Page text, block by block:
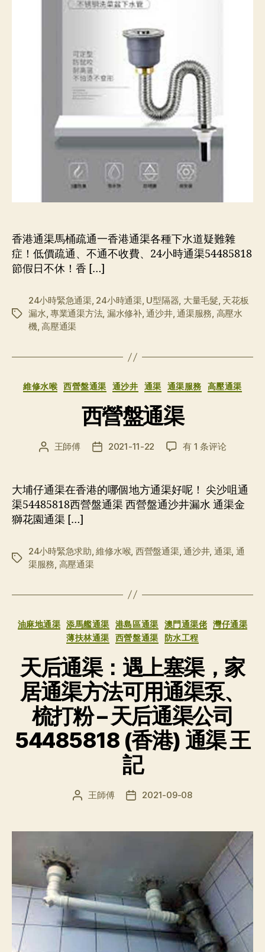
香港通渠馬桶疏通一香港通渠各種下水道疑難雜
症！低價疏通、不通不收費、24小時通渠54485818
節假日不休！香 […]
标
24小時緊急通渠, 24小時通渠, U型隔器, 大量毛髮, 天花板
漏水, 專業通渠方法, 漏水修补,通沙井,通渠服務, 高壓水
機,高壓通渠
分
維修水喉 西營盤通渠 通沙井 通渠 通渠服務 高壓通渠
西營盤通渠
文
者
王師傅
发
期
2021-11-22
西
通
渠
有 1 条评论
大埔仔通渠在香港的哪個地方通渠好呢！ 尖沙咀通
渠54485818西營盤通渠 西營盤通沙井漏水 通渠金
獅花園通渠 […]
标
24小時緊急求助 ,維修水喉 西營盤通渠,通沙井, 通渠, 通
渠服務 高壓通渠
分
类
油麻地通渠 添馬艦通渠 港島區通渠 澳門通渠佬 灣仔通渠
薄扶林通渠
西營盤通渠 防水工程
天后通渠：遇上塞渠，家
居通渠方法可用通渠泵、
梳打粉 – 天后通渠公司
54485818 (香港) 通渠 王
記
文
者
王師傅
发
期
2021-09-08